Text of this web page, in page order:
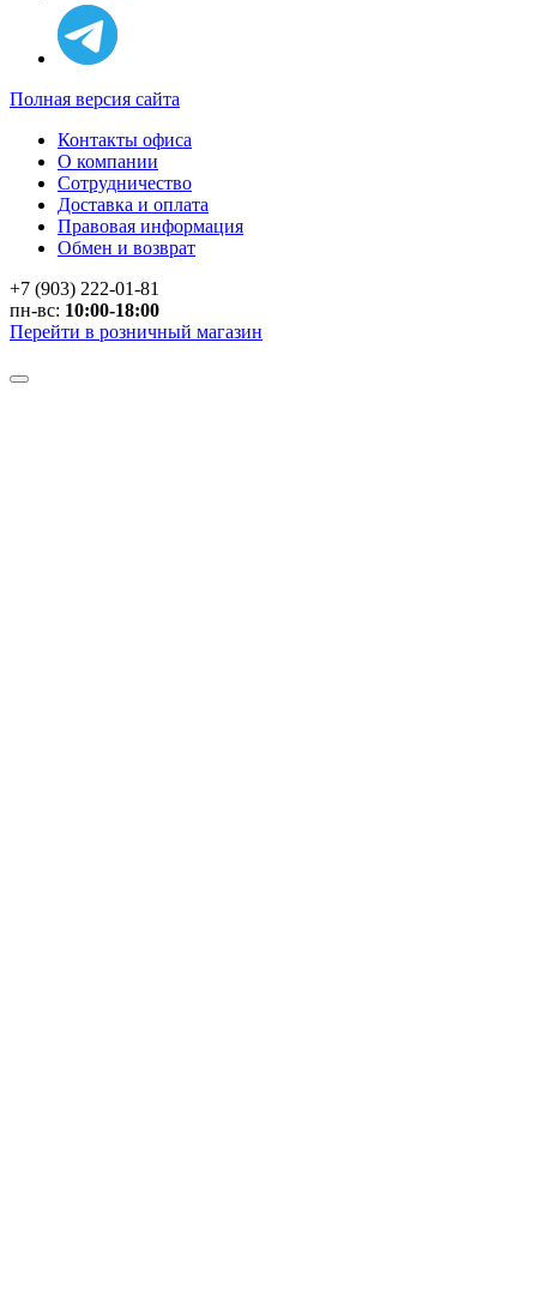
Полная версия сайта
Контакты офиса
О компании
Сотрудничество
Доставка и оплата
Правовая информация
Обмен и возврат
+7 (903) 222-01-81
пн-вс: 10:00-18:00
Перейти в розничный магазин